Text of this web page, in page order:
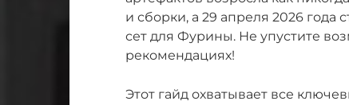
и сборки, а 29 апреля 2026 года
сет для Фурины. Не упустите
рекомендациях!
Этот гайд охватывает все